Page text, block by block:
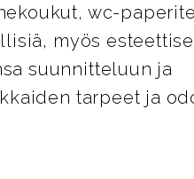
wc-
myös
suunnitteluun ja
tarpeet ja